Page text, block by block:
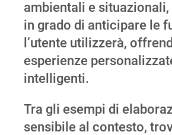
ambientali e
in grado di anticipare le
l’utente utilizzerà,
esperienze
intelligenti.
Tra gli esempi di
sensibile al contesto,